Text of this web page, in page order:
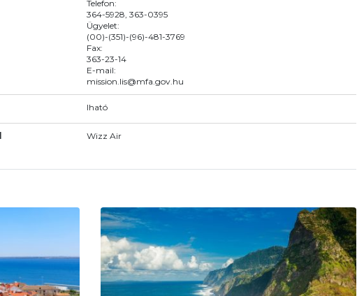
Telefon:
364-5928, 363-0395
Ügyelet:
(00)-(351)-(96)-481-3769
Fax:
363-23-14
E-mail:
mission.lis@mfa.gov.hu
Iható
Wizz Air